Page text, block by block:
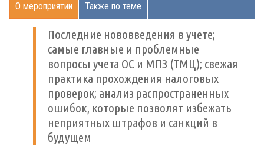
О мероприятии Также по теме
Последние нововведения в учете;
самые главные и проблемные
вопросы учета ОС и МПЗ (ТМЦ); свежая
практика прохождения налоговых
проверок; анализ распространенных
ошибок, которые позволят избежать
неприятных штрафов и санкций в
будущем